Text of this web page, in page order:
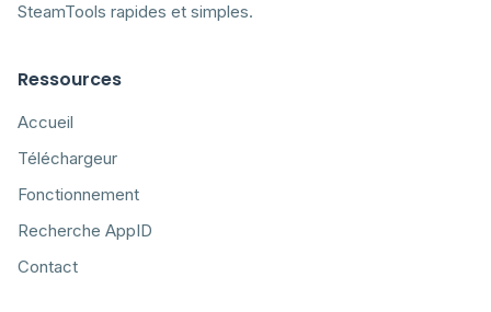
SteamTools rapides et simples.
Ressources
Accueil
Téléchargeur
Fonctionnement
Recherche AppID
Contact